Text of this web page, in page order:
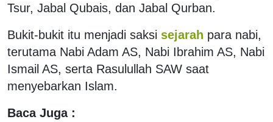
Tsur, Jabal Qubais, dan Jabal Qurban.
Bukit-bukit itu menjadi saksi sejarah para nabi,
terutama Nabi Adam AS, Nabi Ibrahim AS, Nabi
Ismail AS, serta Rasulullah SAW saat
menyebarkan Islam.
Baca Juga :